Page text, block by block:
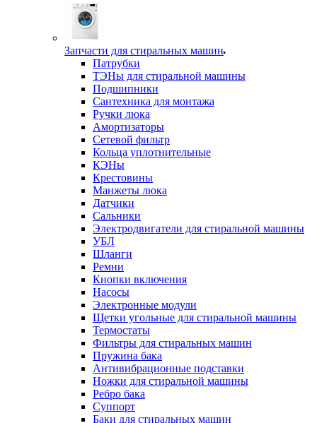
Запчасти для стиральных машин
Патрубки
ТЭНы для стиральной машины
Подшипники
Сантехника для монтажа
Ручки люка
Амортизаторы
Сетевой фильтр
Кольца уплотнительные
КЭНы
Крестовины
Манжеты люка
Датчики
Сальники
Электродвигатели для стиральной машины
УБЛ
Шланги
Ремни
Кнопки включения
Насосы
Электронные модули
Щетки угольные для стиральной машины
Термостаты
Фильтры для стиральных машин
Пружина бака
Антивибрационные подставки
Ножки для стиральной машины
Ребро бака
Суппорт
Баки для стиральных машин